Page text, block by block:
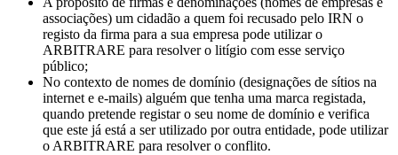
associações) um cidadão a quem foi recusado pelo IRN o
registo da firma para a sua empresa pode utilizar o
ARBITRARE para resolver o litígio com esse serviço
público;
No contexto de nomes de domínio (designações de sítios na
internet e e-mails) alguém que tenha uma marca registada,
quando pretende registar o seu nome de domínio e verifica
que este já está a ser utilizado por outra entidade, pode utilizar
o ARBITRARE para resolver o conflito.